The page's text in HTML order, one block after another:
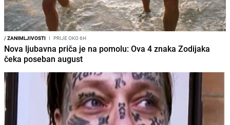
/ZANIMLJIVOSTI I PRIJE OKO 6H
Nova ljubavna priča je na pomolu: Ova 4 znaka Zodijaka
čeka poseban august